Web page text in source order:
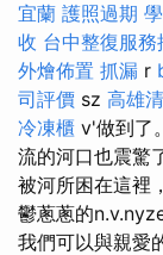
宜蘭 護照過期
收 台中整復服務
外燴佈置 抓漏 r
司評價 sz 高雄
冷凍櫃 v'做到了
流的河口也震驚
被河所困在這裡
鬱蔥蔥的
我們可以與親愛